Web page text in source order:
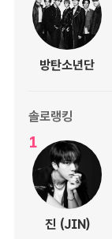
방탄소년단
솔로랭킹
1
진 (JIN)